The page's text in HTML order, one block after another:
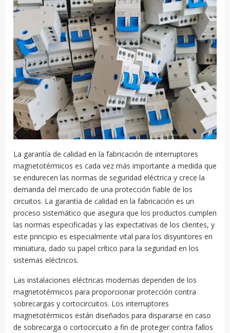
La garantía de calidad en la fabricación de interruptores
magnetotérmicos es cada vez más importante a medida que
se endurecen las normas de seguridad eléctrica y crece la
demanda del mercado de una protección fiable de los
circuitos. La garantía de calidad en la fabricación es un
proceso sistemático que asegura que los productos cumplen
las normas especificadas y las expectativas de los clientes, y
este principio es especialmente vital para los disyuntores en
miniatura, dado su papel crítico para la seguridad en los
sistemas eléctricos.
Las instalaciones eléctricas modernas dependen de los
magnetotérmicos para proporcionar protección contra
sobrecargas y cortocircuitos. Los interruptores
magnetotérmicos están diseñados para dispararse en caso
de sobrecarga o cortocircuito a fin de proteger contra fallos